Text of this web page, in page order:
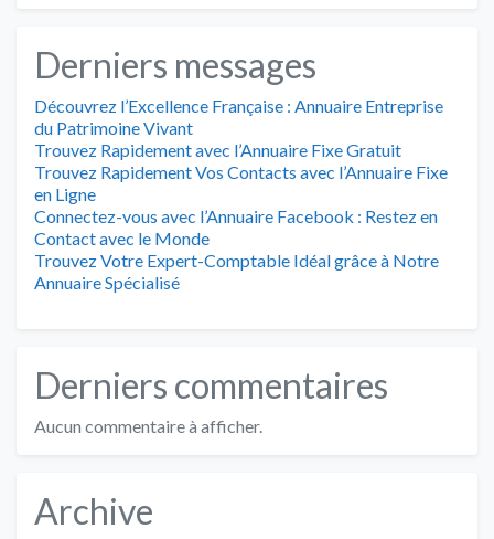
Derniers messages
Découvrez l’Excellence Française : Annuaire Entreprise
du Patrimoine Vivant
Trouvez Rapidement avec l’Annuaire Fixe Gratuit
Trouvez Rapidement Vos Contacts avec l’Annuaire Fixe
en Ligne
Connectez-vous avec l’Annuaire Facebook : Restez en
Contact avec le Monde
Trouvez Votre Expert-Comptable Idéal grâce à Notre
Annuaire Spécialisé
Derniers commentaires
Aucun commentaire à afficher.
Archive